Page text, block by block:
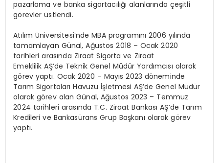
pazarlama ve banka sigortacılığı alanlarında çeşitli
görevler üstlendi.
Atılım Üniversitesi’nde MBA programını 2006 yılında
tamamlayan Günal, Ağustos 2018 – Ocak 2020
tarihleri arasında Ziraat Sigorta ve Ziraat
Emeklilik AŞ’de Teknik Genel Müdür Yardımcısı olarak
görev yaptı. Ocak 2020 – Mayıs 2023 döneminde
Tarım Sigortaları Havuzu İşletmesi AŞ’de Genel Müdür
olarak görev alan Günal, Ağustos 2023 – Temmuz
2024 tarihleri arasında T.C. Ziraat Bankası AŞ’de Tarım
Kredileri ve Bankasürans Grup Başkanı olarak görev
yaptı.